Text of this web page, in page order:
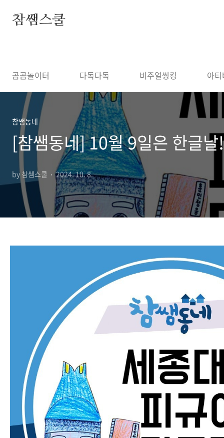
참쌤스쿨
곰곰놀이터 다독다독 비주얼씽킹 아
참쌤동네
[참쌤동네] 10월 9일은 한글
by 참쌤스쿨 2024. 10. 8.